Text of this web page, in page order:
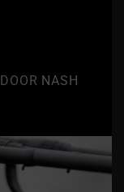
DOOR NASH